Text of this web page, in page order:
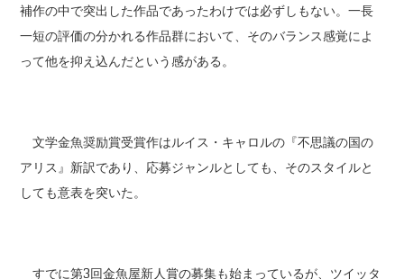
補作の中で突出した作品であったわけでは必ずしもない。一長
一短の評価の分かれる作品群において、そのバランス感覚によ
って他を抑え込んだという感がある。
文学金魚奨励賞受賞作はルイス・キャロルの『不思議の国の
アリス』新訳であり、応募ジャンルとしても、そのスタイルと
しても意表を突いた。
すでに第3回金魚屋新人賞の募集も始まっているが、ツイッタ